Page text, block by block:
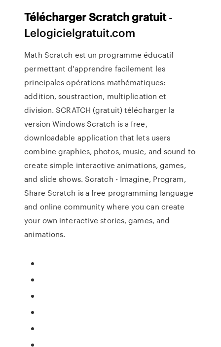
TéléchargerScratchgratuit-
Lelogicielgratuit.com
Math Scratch est un programme éducatif
permettant d'apprendre facilement les
principales opérations mathématiques:
addition, soustraction, multiplication et
division. SCRATCH (gratuit) télécharger la
version Windows Scratch is a free,
downloadable application that lets users
combine graphics, photos, music, and sound to
create simple interactive animations, games,
and slide shows. Scratch - Imagine, Program,
Share Scratch is a free programming language
and online community where you can create
your own interactive stories, games, and
animations.